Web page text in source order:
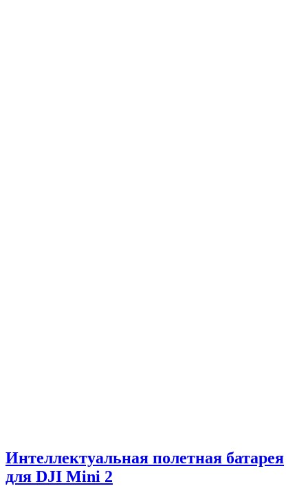
Интеллектуальная полетная батарея
для DJI Mini 2